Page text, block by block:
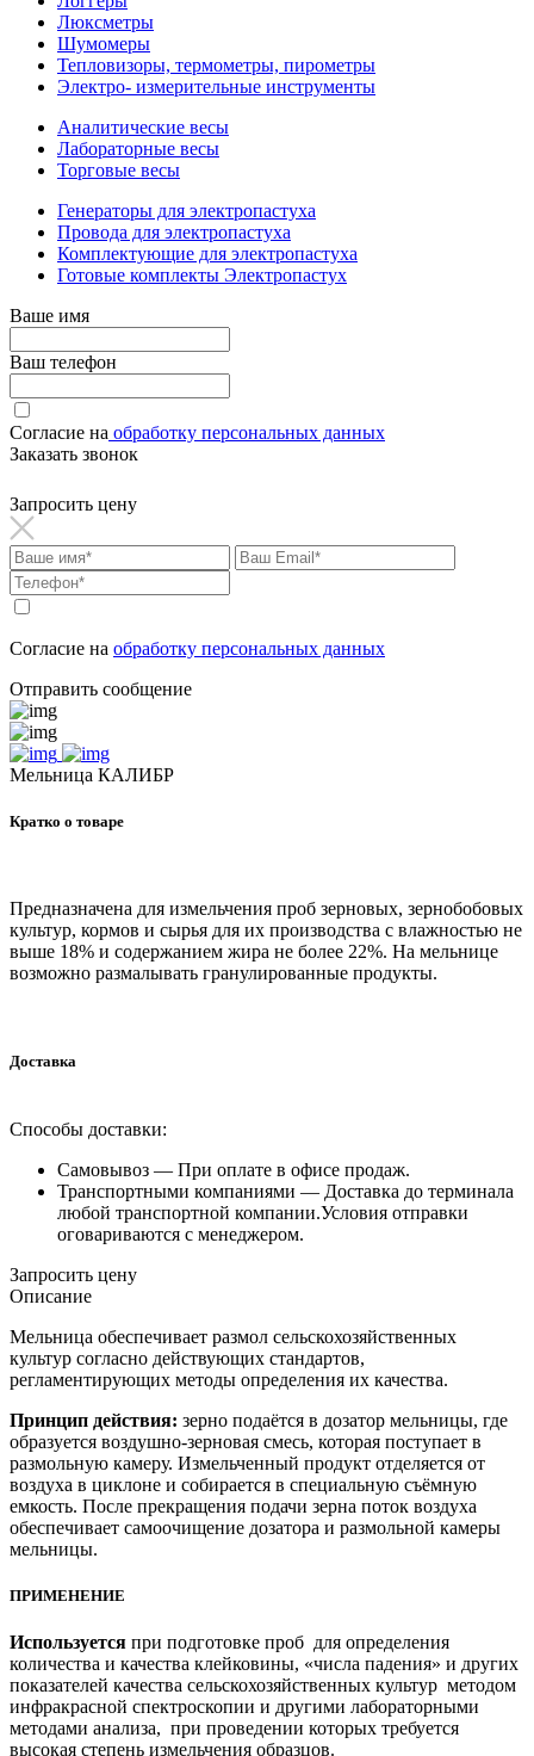
Люксметры
Шумомеры
Тепловизоры, термометры, пирометры
Электро- измерительные инструменты
Аналитические весы
Лабораторные весы
Торговые весы
Генераторы для электропастуха
Провода для электропастуха
Комплектующие для электропастуха
Готовые комплекты Электропастух
Ваше имя
Ваш телефон
Согласие на обработку персональных данных
Заказать звонок
Запросить цену
Согласие на обработку персональных данных
Отправить сообщение
Мельница КАЛИБР
Кратко о товаре
Предназначена для измельчения проб зерновых, зернобобовых
культур, кормов и сырья для их производства с влажностью не
выше 18% и содержанием жира не более 22%. На мельнице
возможно размалывать гранулированные продукты.
Доставка
Способы доставки:
Самовывоз — При оплате в офисе продаж.
Транспортными компаниями — Доставка до терминала
любой транспортной компании.Условия отправки
оговариваются с менеджером.
Запросить цену
Описание
Мельница обеспечивает размол сельскохозяйственных
культур согласно действующих стандартов,
регламентирующих методы определения их качества.
Принцип действия: зерно подаётся в дозатор мельницы, где
образуется воздушно-зерновая смесь, которая поступает в
размольную камеру. Измельченный продукт отделяется от
воздуха в циклоне и собирается в специальную съёмную
емкость. После прекращения подачи зерна поток воздуха
обеспечивает самоочищение дозатора и размольной камеры
мельницы.
ПРИМЕНЕНИЕ
Используется при подготовке проб для определения
количества и качества клейковины, «числа падения» и других
показателей качества сельскохозяйственных культур методом
инфракрасной спектроскопии и другими лабораторными
методами анализа, при проведении которых требуется
высокая степень измельчения образцов.